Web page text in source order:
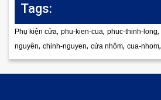
Tags:
Phụ kiện cửa, phu-kien-cua, phuc-thinh-long,
nguyên, chinh-nguyen, cửa nhôm, cua-nhom,